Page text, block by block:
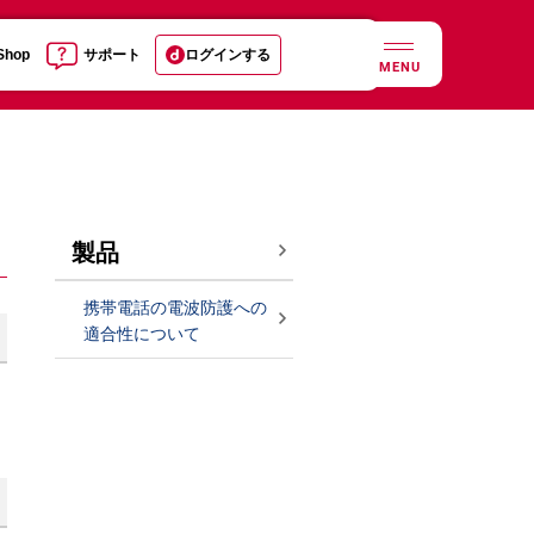
サポート ログインする
MENU
製品
携帯電話の電波防護への
適合性について